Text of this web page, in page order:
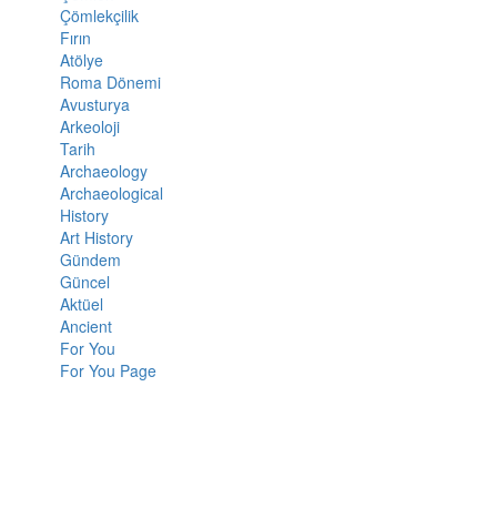
Çömlekçilik
Fırın
Atölye
Roma Dönemi
Avusturya
Arkeoloji
Tarih
Archaeology
Archaeological
History
Art History
Gündem
Güncel
Aktüel
Ancient
For You
For You Page